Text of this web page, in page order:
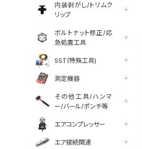
内装剥がし/トリムク
リップ
ボルトナット修正/応
急処置工具
SST(特殊工具)
測定機器
その他工具/ハンマ
ー/バール/ポンチ等
エアコンプレッサー
エア接続関連